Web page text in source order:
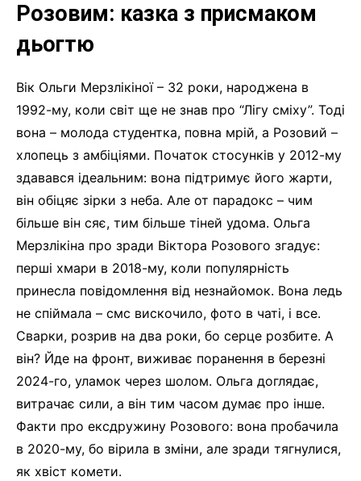
Розовим: казка з присмаком
дьогтю
Вік Ольги Мерзлікіної – 32 роки, народжена в
1992-му, коли світ ще не знав про “Лігу сміху”. Тоді
вона – молода студентка, повна мрій, а Розовий –
хлопець з амбіціями. Початок стосунків у 2012-му
здавався ідеальним: вона підтримує його жарти,
він обіцяє зірки з неба. Але от парадокс – чим
більше він сяє, тим більше тіней удома. Ольга
Мерзлікіна про зради Віктора Розового згадує:
перші хмари в 2018-му, коли популярність
принесла повідомлення від незнайомок. Вона ледь
не спіймала – смс вискочило, фото в чаті, і все.
Сварки, розрив на два роки, бо серце розбите. А
він? Йде на фронт, виживає поранення в березні
2024-го, уламок через шолом. Ольга доглядає,
витрачає сили, а він тим часом думає про інше.
Факти про ексдружину Розового: вона пробачила
в 2020-му, бо вірила в зміни, але зради тягнулися,
як хвіст комети.